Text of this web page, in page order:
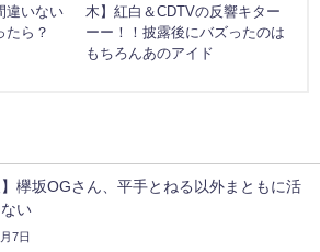
違いない
たら？
木】紅白＆CDTVの反響キター
ーー！！披露後にバズったのは
もちろんあのアイド
】欅坂OGさん、平手とねる以外まともに活
い
7日